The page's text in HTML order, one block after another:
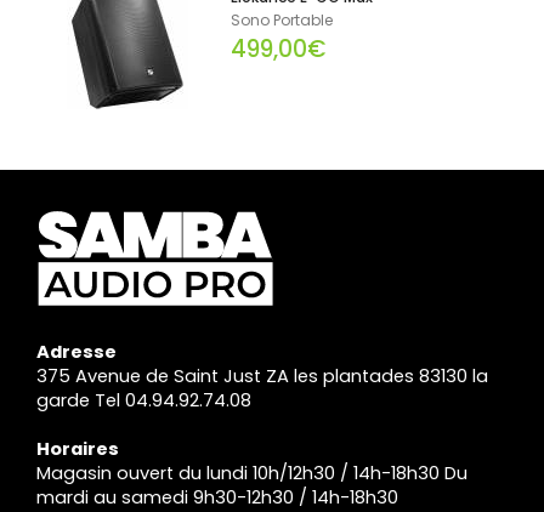
Sono Portable
499,00€
Adresse
375 Avenue de Saint Just ZA les plantades 83130 la
garde Tel 04.94.92.74.08
Horaires
Magasin ouvert du lundi 10h/12h30 / 14h-18h30 Du
mardi au samedi 9h30-12h30 / 14h-18h30